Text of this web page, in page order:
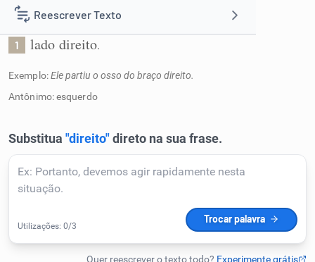
Reescrever Texto
Corrigir Texto
Detector de IA
Humanizador de IA
Relativo ao lado direito:
1 lado direito.
Exemplo:Ele partiu o osso do braço direito.
Antônimo: esquerdo